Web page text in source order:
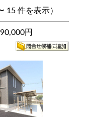
（ 1 〜 15 件を表示）
90,000円